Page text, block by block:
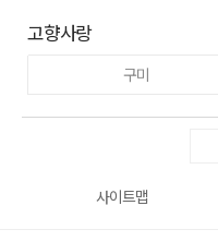
고향사랑
구미
사이트맵